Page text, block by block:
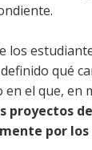
los
qué
en el que, en
proyectos
por los